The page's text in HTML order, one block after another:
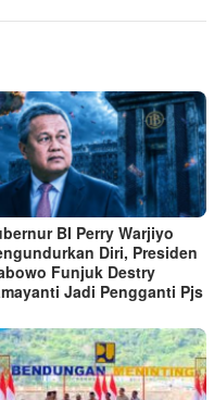
BI Perry Warjiyo
Diri, Presiden
Funjuk Destry
Jadi Pengganti Pjs